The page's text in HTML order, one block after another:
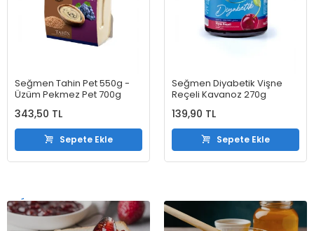
Seğmen Tahin Pet 550g -
Üzüm Pekmez Pet 700g
343,50 TL
Sepete Ekle
Seğmen Diyabetik Vişne
Reçeli Kavanoz 270g
139,90 TL
Sepete Ekle